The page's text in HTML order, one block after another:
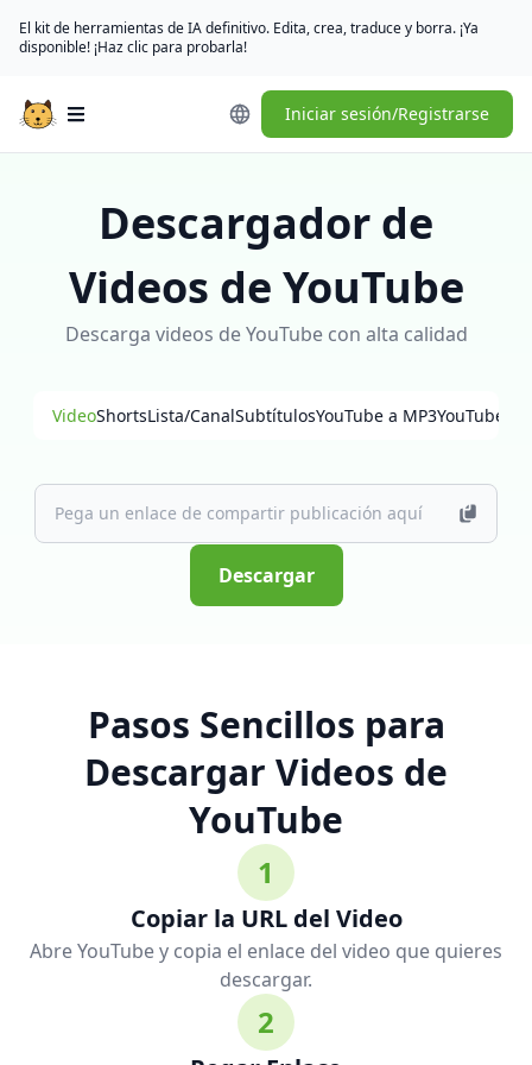
El kit de herramientas de IA definitivo. Edita, crea, traduce y borra. ¡Ya
disponible! ¡Haz clic para probarla!
Open main menu Iniciar sesión/Registrarse
Descargador de
Videos de YouTube
Descarga videos de YouTube con alta calidad
VideoShortsLista/CanalSubtítulosYouTube a MP3YouTube a
Descargar
Pasos Sencillos para
Descargar Videos de
YouTube
1
Copiar la URL del Video
Abre YouTube y copia el enlace del video que quieres
descargar.
2